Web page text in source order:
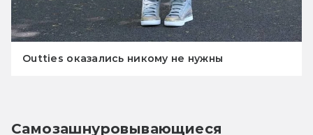
Outties оказались никому не нужны
Самозашнуровывающиеся